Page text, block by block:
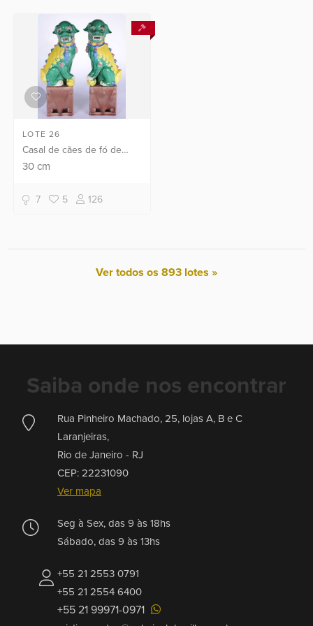
LOTE 26
Casal de cães de fó de
porcelana chinesa
masculino é representado
brincando com uma bola
30cm
7 5 126
Ver todos os 893 lotes »
Saiba onde nos encontrar
Rua Pinheiro Machado, 25, lojas A, B e C
Laranjeiras,
Rio de Janeiro - RJ
CEP: 22231090
Ver mapa
Seg à Sex, das 9 às 18hs
Sábado, das 9 às 13hs
+55 21 2553 0791
+55 21 2554 6400
+55 21 99971-0971